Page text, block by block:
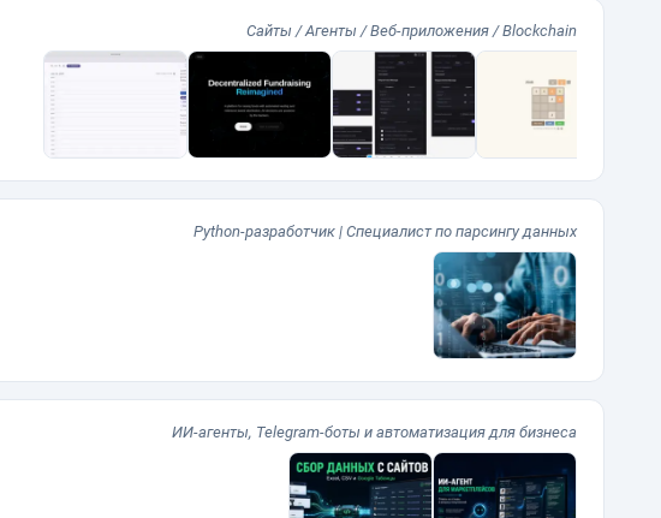
Сайты / Агенты / Веб-приложения / Blockchain
Python-разработчик | Специалист по парсингу данных
ИИ-агенты, Telegram-боты и автоматизация для бизнеса